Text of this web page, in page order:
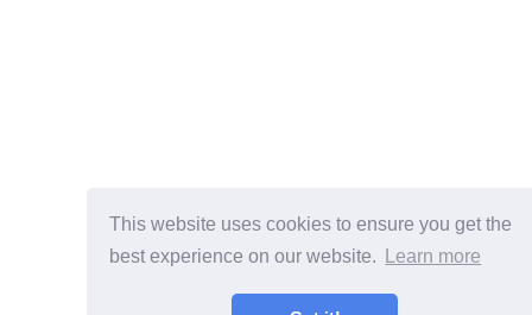
This website uses cookies to ensure you get the
best experience on our website.
Learn more